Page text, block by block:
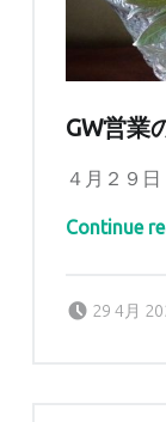
GW営業
４月２９
Continue
29 4月